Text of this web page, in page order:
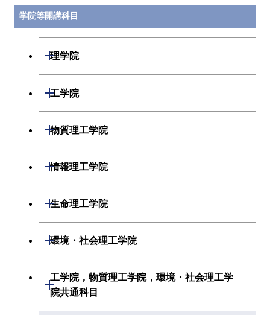
学院等開講科目
理学院
開閉
化学系
初年次専門科目
創造プロセス科目
共通専門科目
工学院
開閉
機械系
電気電子系
経営工学系
初年次専門科目
創造プロセス科目
物質理工学院
開閉
材料系
初年次専門科目
共通専門科目
情報理工学院
開閉
数理・計算科学系
初年次専門科目
創造プロセス科目
生命理工学院
開閉
生命理工学系
創造プロセス科目
環境・社会理工学院
開閉
建築学系
工学院，物質理工学院，環境・社会理工学
院共通科目
開閉